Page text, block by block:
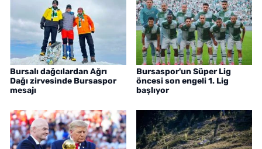
Bursalı dağcılardan Ağrı
Dağı zirvesinde Bursaspor
mesajı
Bursaspor'un Süper Lig
öncesi son engeli 1. Lig
başlıyor